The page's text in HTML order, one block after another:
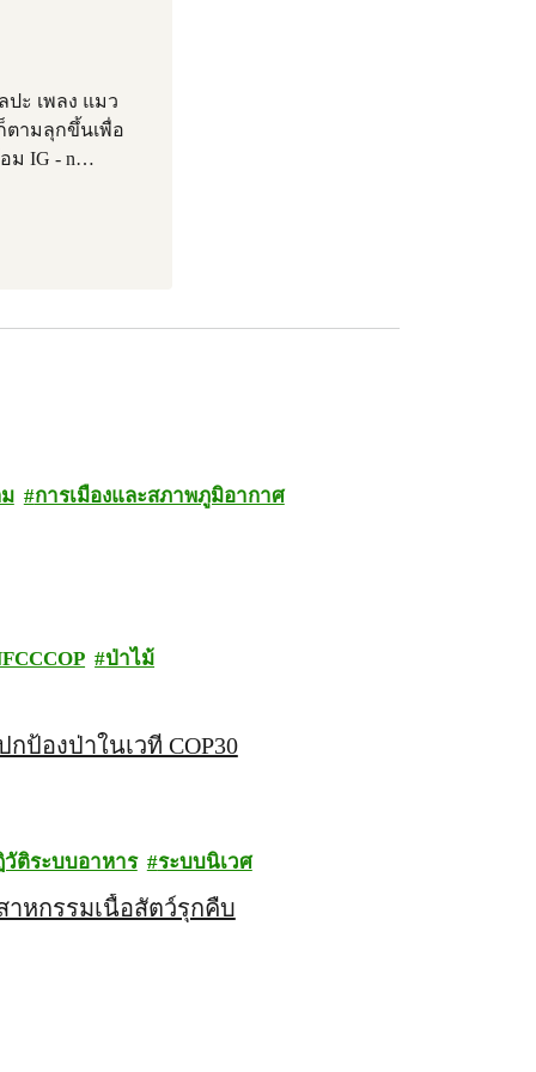
ปะ เพลง แมว
ตามลุกขึ้นเพื่อ
ม IG - n…
การเมืองและสภาพภูมิอากาศ
ป่าไม้
ป้องป่าในเวที COP30
ติระบบอาหาร ระบบนิเวศ
หกรรมเนื้อสัตว์รุกคืบ